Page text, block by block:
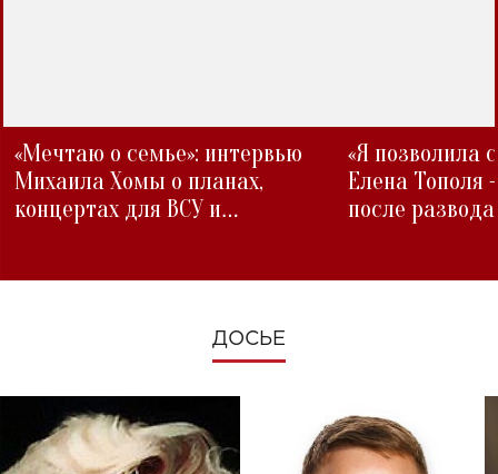
«Мечтаю о семье»: интервью
Михаила Хомы о планах,
концертах для ВСУ и
«Я позволила
Елена Тополя
после развода
ДОСЬЕ